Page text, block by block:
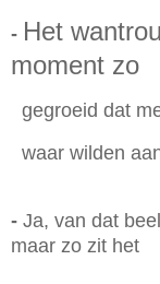
- Het
moment zo
gegroeid dat
waar wilden
- Ja, van dat
maar zo zit